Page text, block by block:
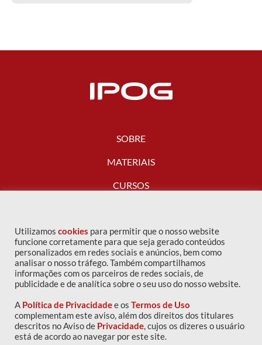
SOBRE
MATERIAIS
CURSOS
FALE CONOSCO
Copyright © 2016 IPOG - Todos os direitos reservados
Utilizamos cookies para permitir que o nosso website
funcione corretamente para que seja gerado conteúdos
personalizados em redes sociais e anúncios, bem como
analisar o nosso tráfego. Também compartilhamos
informações com os parceiros de redes sociais, de
publicidade e de analítica sobre o seu uso do nosso website.
A Política de Privacidadee os Termos de Uso
complementam este aviso, além dos direitos dos titulares
descritos no Aviso de Privacidade, cujos os dizeres o usuário
está de acordo ao navegar por este site.